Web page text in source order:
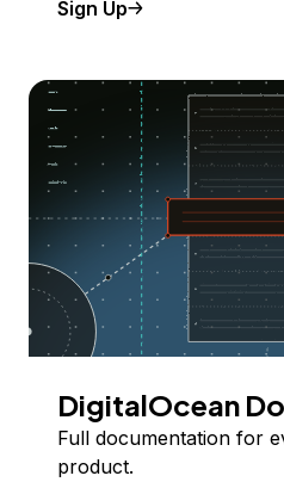
Sign Up
DigitalOcean
Full documentation for
product.